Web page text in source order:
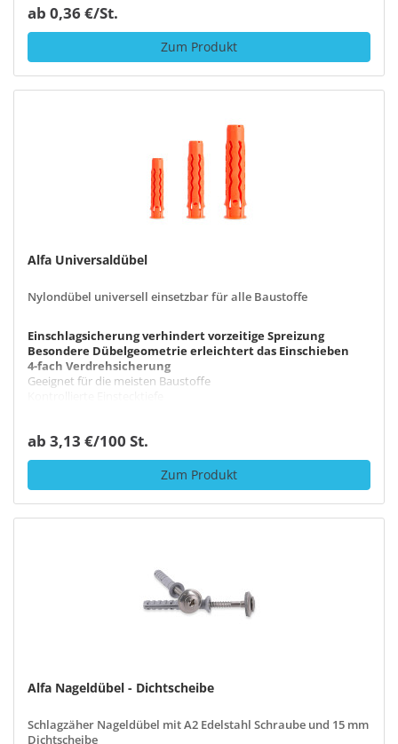
ab 0,36 €/St.
Zum Produkt
Alfa Universaldübel
Nylondübel universell einsetzbar für alle Baustoffe
Einschlagsicherung verhindert vorzeitige Spreizung
Besondere Dübelgeometrie erleichtert das Einschieben
4-fach Verdrehsicherung
Geeignet für die meisten Baustoffe
ab 3,13 €/100 St.
Zum Produkt
Alfa Nageldübel - Dichtscheibe
Schlagzäher Nageldübel mit A2 Edelstahl Schraube und 15 mm
Dichtscheibe